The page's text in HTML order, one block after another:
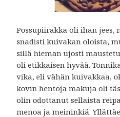
Possupiirakka oli ihan jees,
snadisti kuivakan oloista,
sillä hieman ujosti
oli etikkaisen hyvää.
vika, eli vähän kuivakkaa,
kovin hentoja makuja oli
olin odottanut sellaista
menoa ja meininkiä.